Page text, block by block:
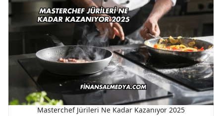
Masterchef Jürileri Ne Kadar Kazanıyor 2025